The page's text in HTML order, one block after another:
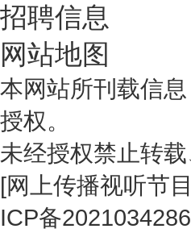
招聘信息
网站地图
本网站所刊载信
授权。
未经授权禁止转
[网上传播视听节
ICP备